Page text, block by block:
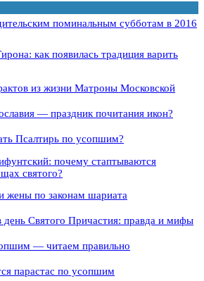
поминальным субботам в 2016
как появилась традиция варить
из жизни Матроны Московской
— праздник почитания икон?
Псалтирь по усопшим?
почему стаптываются
святого?
жены по законам шариата
день Святого Причастия: правда и мифы
— читаем правильно
парастас по усопшим